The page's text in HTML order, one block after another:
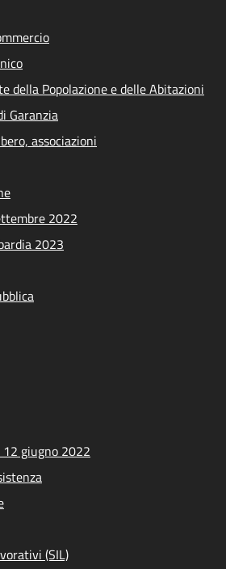
della Popolazione e delle Abitazioni
Garanzia
associazioni
2022
2023
giugno 2022
(SIL)